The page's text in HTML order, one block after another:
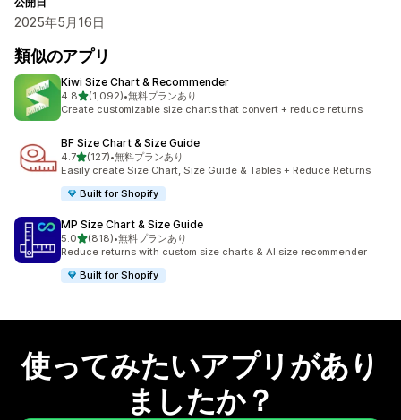
2025年5月16日
類似のアプリ
Kiwi Size Chart & Recommender
4.85つ星中
(1,092)
合計レビュー数：1092件
•無料プランあり
Create customizable size charts that convert + reduce returns
BF Size Chart & Size Guide
4.75つ星中
(127)
合計レビュー数：127件
•無料プランあり
Easily create Size Chart, Size Guide & Tables + Reduce Returns
Built for Shopify
MP Size Chart & Size Guide
5.05つ星中
(818)
合計レビュー数：818件
•無料プランあり
Reduce returns with custom size charts & AI size recommender
Built for Shopify
使ってみたいアプリがあり
ましたか？